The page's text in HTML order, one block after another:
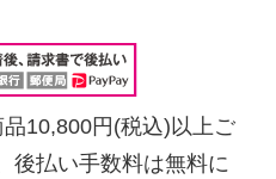
10,800円(税込)以上ご
後払い手数料は無料に